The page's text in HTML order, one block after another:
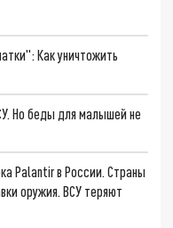
Как уничтожить
Но беды для малышей не
Palantir в России. Страны
оружия. ВСУ теряют